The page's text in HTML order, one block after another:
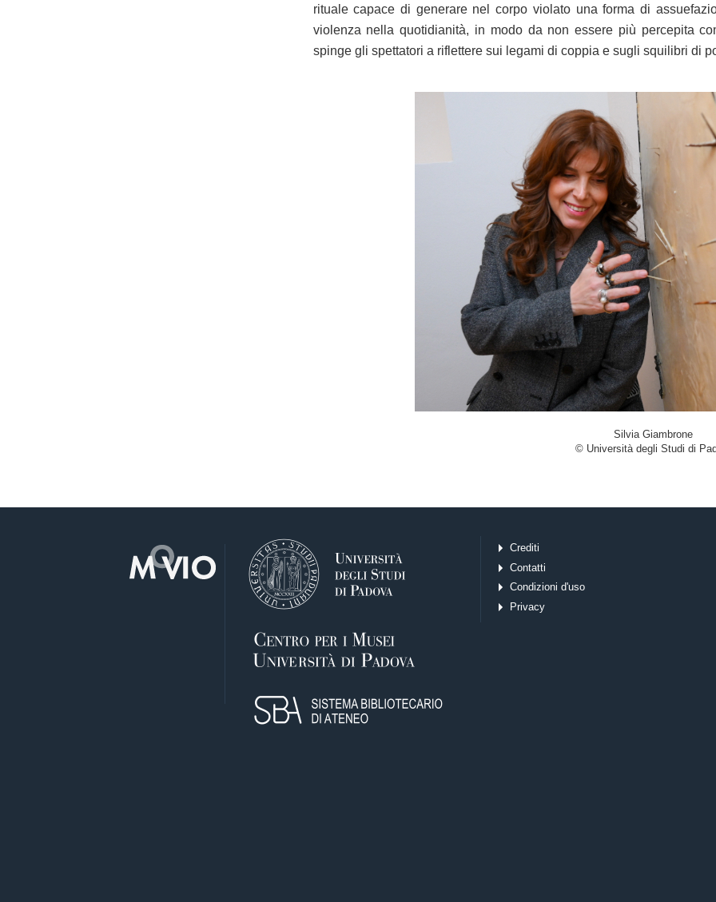
rituale capace di generare nel corpo violato una forma di
violenza nella quotidianità, in modo da non essere più percepita
spinge gli spettatori a riflettere sui legami di coppia e sugli squilibri di
Silvia Giambrone
© Università degli Studi di
Crediti
Contatti
Condizioni d'uso
Privacy